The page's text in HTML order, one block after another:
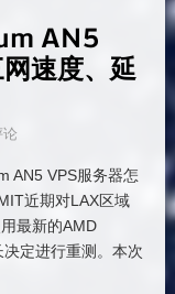
AN5
速度、延
AN5 VPS服务器怎
近期对LAX区域
最新的AMD
定进行重测。本次